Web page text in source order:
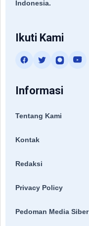
Indonesia.
Ikuti Kami
Informasi
Tentang Kami
Kontak
Redaksi
Privacy Policy
Pedoman Media Siber